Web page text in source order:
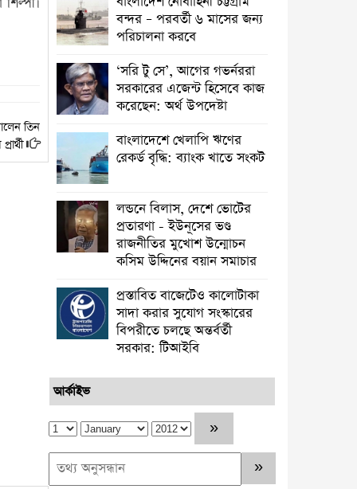
তিন
বন্দর – পরবর্তী ৬ মাসের জন্য
পরিচালনা করবে
‘সরি টু সে’, আগের গভর্নররা
সরকারের এজেন্ট হিসেবে কাজ
করেছেন: অর্থ উপদেষ্টা
বাংলাদেশে খেলাপি ঋণের
রেকর্ড বৃদ্ধি: ব্যাংক খাতে সংকট
লন্ডনে বিলাস, দেশে ভোটের
প্রতারণা - ইউনূসের ভণ্ড
রাজনীতির মুখোশ উন্মোচন
কসিম উদ্দিনের বয়ান সমাচার
প্রস্তাবিত বাজেটেও কালোটাকা
সাদা করার সুযোগ সংস্কারের
বিপরীতে চলছে অন্তর্বর্তী
সরকার: টিআইবি
আর্কাইভ